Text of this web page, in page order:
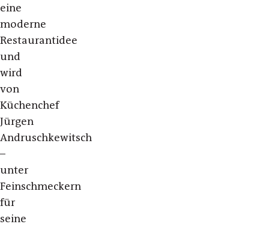
eine
moderne
Restaurantidee
und
wird
von
Küchenchef
Jürgen
Andruschkewitsch
–
unter
Feinschmeckern
für
seine